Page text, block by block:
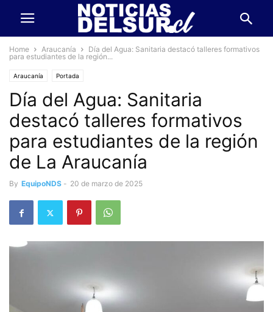
Home Araucanía
Día del Agua: Sanitaria destacó talleres formativos
para estudiantes de la región...
Araucanía Portada
Día del Agua: Sanitaria
destacó talleres formativos
para estudiantes de la región
de La Araucanía
By EquipoNDS - 20 de marzo de 2025